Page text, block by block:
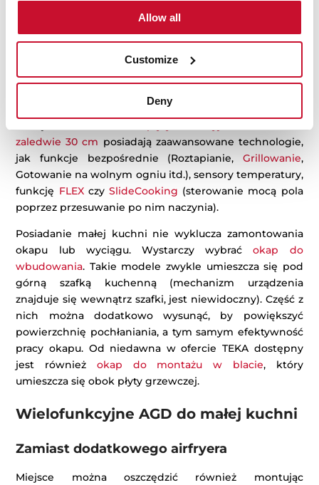
Allow all
Customize
Deny
Płyta indukcyjna do małej kuchni to bezpieczne
znacznie ułatwić proces przygotowywania jedzenia.
zaledwie 30 cm posiadają zaawansowane technologie,
jak funkcje bezpośrednie (Roztapianie, Grillowanie,
Gotowanie na wolnym ogniu itd.), sensory temperatury,
funkcję FLEX czySlideCooking (sterowanie mocą pola
poprzez przesuwanie po nim naczynia).
Posiadanie małej kuchni nie wyklucza zamontowania
okapu lub wyciągu. Wystarczy wybraćokap do
wbudowania. Takie modele zwykle umieszcza się pod
górną szafką kuchenną (mechanizm urządzenia
znajduje się wewnątrz szafki, jest niewidoczny). Część z
nich można dodatkowo wysunąć, by powiększyć
powierzchnię pochłaniania, a tym samym efektywność
pracy okapu. Od niedawna w ofercie TEKA dostępny
jest również okap do montażu w blacie, który
umieszcza się obok płyty grzewczej.
Wielofunkcyjne AGD do małej kuchni
Zamiast dodatkowego airfryera
Miejsce można oszczędzić również montując